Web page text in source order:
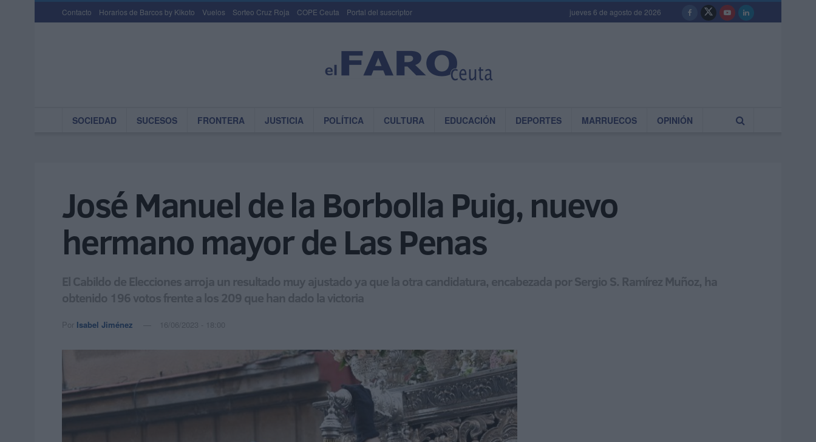
Contacto Horarios de Barcos by Kikoto Vuelos Sorteo Cruz Roja COPE Ceuta Portal del suscriptor jueves 6 de agosto de 2026
SOCIEDAD SUCESOS FRONTERA JUSTICIA POLÍTICA CULTURA EDUCACIÓN DEPORTES MARRUECOS OPINIÓN
José Manuel de la Borbolla Puig, nuevo
hermano mayor de Las Penas
El Cabildo de Elecciones arroja un resultado muy ajustado ya que la otra candidatura, encabezada por Sergio S. Ramírez Muñoz, ha
obtenido 196 votos frente a los 209 que han dado la victoria
Por Isabel Jiménez 16/06/2023 - 18:00